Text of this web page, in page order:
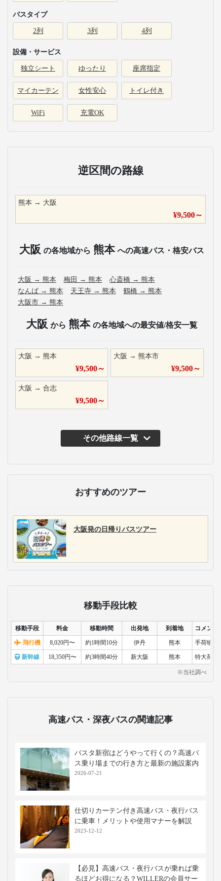
バスタイプ
2列 3列 4列
設備・サービス
独立シート ゆったり 座席指定
マイカーテン 女性安心 トイレ付き
WiFi 充電OK
逆区間の路線
熊本 → 大阪
¥9,500～
大阪 の各地域から 熊本 への高速バス・格安バス
大阪 → 熊本 梅田 → 熊本 心斎橋 → 熊本
なんば → 熊本 天王寺 → 熊本 鶴橋 → 熊本
大阪市 → 熊本
大阪 から 熊本 の各地域への最安値/格安一覧
大阪 → 熊本
¥9,500～
大阪 →熊本市
¥9,500～
大阪 → 合志
¥9,500～
その他路線一覧
おすすめのツアー
大阪発の日帰りバスツアー
移動手段比較
移動手段 料金 移動時間 出発地 到着地 コメント
飛行機 8,020円〜 約1時間10分 伊丹 熊本 手荷物検
新幹線 18,350円〜 約3時間40分 新大阪 熊本 特大荷物
※当社調べ
高速バス・深夜バスの関連記事
バスタ新宿はどうやって行くの？高速バ
ス乗り場までの行き方と最新の施設案内
2026-07-21
仕切りカーテン付き高速バス・夜行バス
に乗車！メリットや使用マナーを解説
2023-12-12
【必見】高速バス・夜行バスが乗れば乗
るほどお得になる？WILLERの会員サー